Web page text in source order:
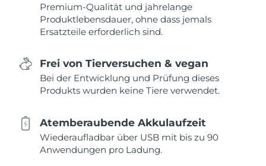
Premium-Qualität und jahrelange
Produktlebensdauer, ohne dass jemals
Ersatzteile erforderlich sind.
Frei von Tierversuchen & vegan
Bei der Entwicklung und Prüfung dieses
Produkts wurden keine Tiere verwendet.
Atemberaubende Akkulaufzeit
Wiederaufladbar über USB mit bis zu 90
Anwendungen pro Ladung.